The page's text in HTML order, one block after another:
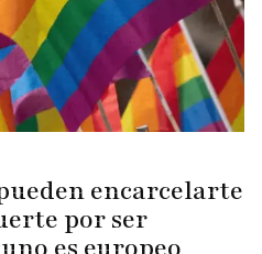
encarcelarte
por ser